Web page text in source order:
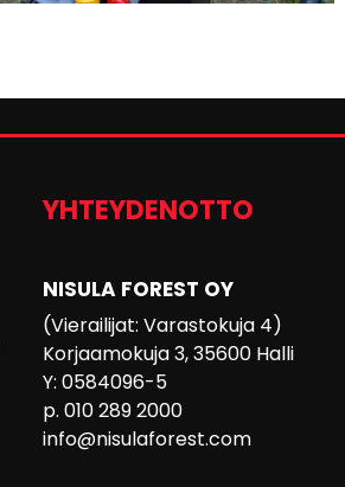
YHTEYDENOTTO
NISULA FOREST OY
(Vierailijat: Varastokuja 4)
Korjaamokuja 3, 35600 Halli
Y: 0584096-5
p. 010 289 2000
info@nisulaforest.com